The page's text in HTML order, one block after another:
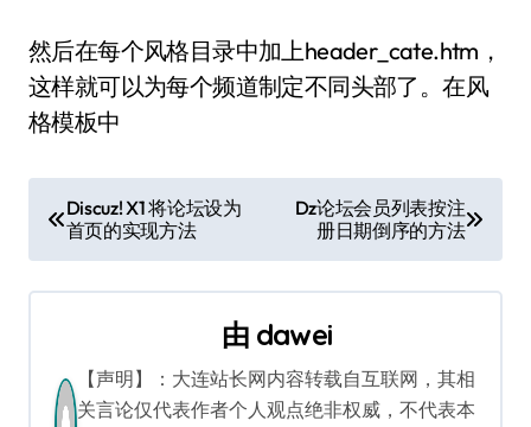
然后在每个风格目录中加上header_cate.htm，
这样就可以为每个频道制定不同头部了。在风
格模板中
文
章
导
Discuz! X1 将论坛设为
首页的实现方法
Dz论坛会员列表按注
册日期倒序的方法
由 dawei
【声明】：大连站长网内容转载自互联网，其相
关言论仅代表作者个人观点绝非权威，不代表本